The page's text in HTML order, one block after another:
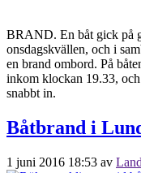
BRAND. En båt gick på
onsdagskvällen, och i
en brand ombord. På
inkom klockan 19.33, och
snabbt in.
Båtbrand i
1 juni 2016 18:53 av